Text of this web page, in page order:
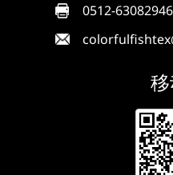
0512-63082946